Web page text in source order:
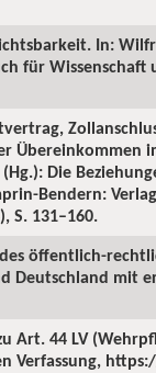
In:
für
Übereinkommen
Die
Bendern:
S. 131–160.
öffentlich-
Deutschland mit
Art. 44 LV
Verfassung,